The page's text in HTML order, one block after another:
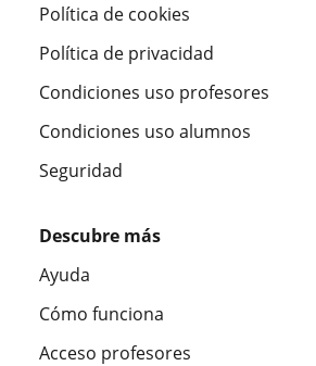
Política de cookies
Política de privacidad
Condiciones uso profesores
Condiciones uso alumnos
Seguridad
Descubre más
Ayuda
Cómo funciona
Acceso profesores